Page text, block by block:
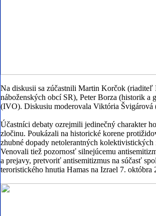
Na diskusii sa zúčastnili Martin Korčok (riaditeľ
náboženských obcí SR), Peter Borza (historik
(IVO). Diskusiu moderovala Viktória
Účastníci debaty ozrejmili jedinečný charakter
zločinu. Poukázali na historické korene
zhubné dopady netolerantných
Venovali tiež pozornosť silnejúcemu
a prejavy, pretvoriť antisemitizmus na súčasť
teroristického hnutia Hamas na Izrael 7. októbra